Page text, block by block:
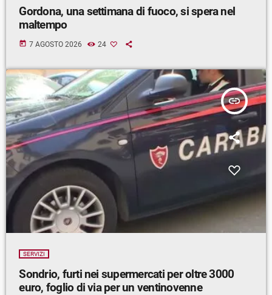
Gordona, una settimana di fuoco, si spera nel
maltempo
today 7 AGOSTO 2026 24
insert_link
SERVIZI
Sondrio, furti nei supermercati per oltre 3000
euro, foglio di via per un ventinovenne